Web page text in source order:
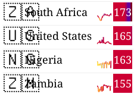
🇿🇦 173
South Africa
🇺🇸 165
United States
🇳🇬 163
Nigeria
🇿🇲 155
Zambia